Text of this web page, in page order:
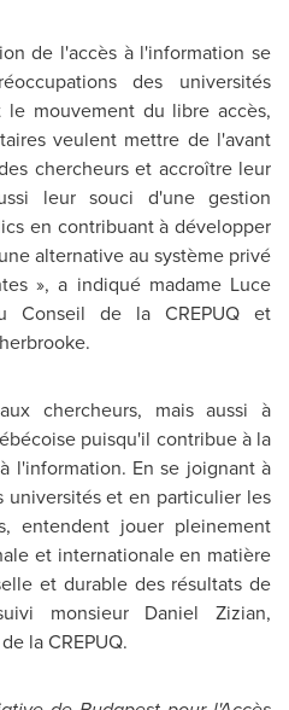
de l'accès à l'information se
des universités
le mouvement du libre accès,
veulent mettre de l'avant
chercheurs et accroître leur
leur souci d'une gestion
en contribuant à développer
alternative au système privé
», a indiqué madame Luce
Conseil de la CREPUQ et
chercheurs, mais aussi à
puisqu'il contribue à la
l'information. En se joignant à
et en particulier les
entendent jouer pleinement
et internationale en matière
et durable des résultats de
monsieur Daniel Zizian,
la CREPUQ.